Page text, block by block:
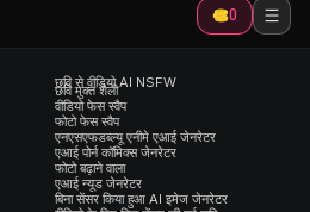
0
छवि से वीडियो AI NSFW
छवि मुक्त शैली
वीडियो फेस स्वैप
फोटो फेस स्वैप
एनएसएफडब्ल्यू एनीमे एआई जेनरेटर
एआई पोर्न कॉमिक्स जेनरेटर
फोटो बढ़ाने वाला
एआई न्यूड जेनरेटर
बिना सेंसर किया हुआ AI इमेज जेनरेटर